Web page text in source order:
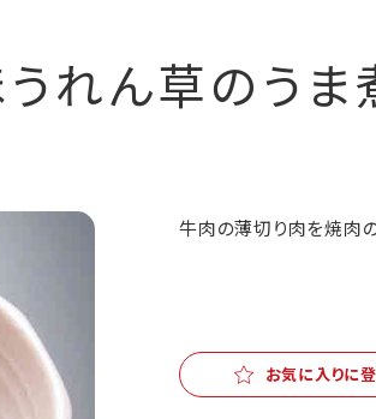
れん草のうま
牛肉の薄切り肉を焼肉
お気に入りに